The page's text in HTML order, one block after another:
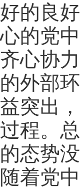
好的良
心的党
齐心协
的外部
益突出
过程。
的态势
随着党